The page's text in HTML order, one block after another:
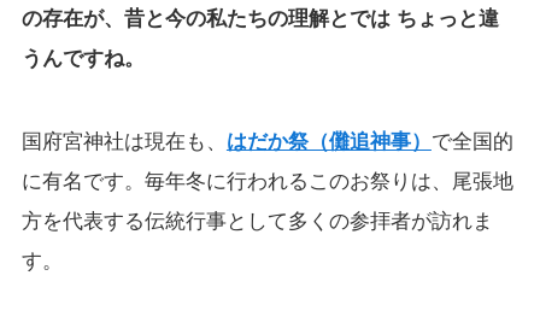
の存在が、昔と今の私たちの理解とでは ちょっと違
うんですね。
国府宮神社は現在も、 はだか祭（儺追神事） で全国的
に有名です。毎年冬に行われるこのお祭りは、尾張地
方を代表する伝統行事として多くの参拝者が訪れま
す。